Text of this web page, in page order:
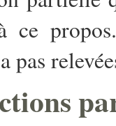
ce
pas